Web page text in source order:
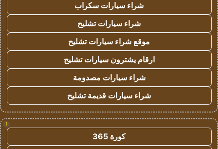
شراء سيارات سكراب
شراء سيارات تشليح
موقع شراء سيارات تشليح
ارقام يشترون سيارات تشليح
شراء سيارات مصدومة
شراء سيارات قديمة تشليح
!
كورة 365